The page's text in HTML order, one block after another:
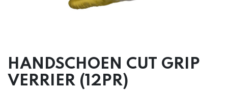
HANDSCHOEN CUT GRIP
VERRIER (12PR)